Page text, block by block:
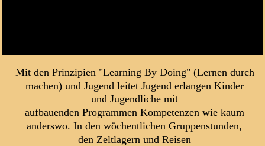
Mit den Prinzipien "Learning By Doing" (Lernen durch
machen) und Jugend leitet Jugend erlangen Kinder
und Jugendliche mit
aufbauenden Programmen Kompetenzen wie kaum
anderswo. In den wöchentlichen Gruppenstunden,
den Zeltlagern und Reisen